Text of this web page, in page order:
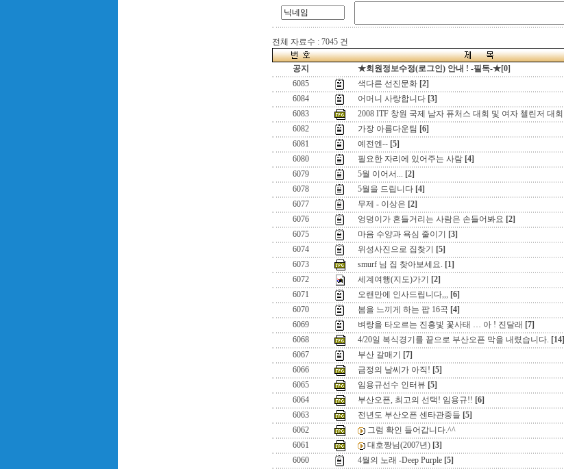
전체 자료수 : 7045 건
공지 ★회원정보수정(로그인) 안내 ! -필독-★[0]
6085
색다른 선진문화 [2]
6084
어머니 사랑합니다 [3]
6083
2008 ITF 창원 국제 남자 퓨처스 대회 및 여자 첼린저 대회
6082
가장 아름다운팀 [6]
6081
예전엔-- [5]
6080
필요한 자리에 있어주는 사람 [4]
6079
5월 이어서... [2]
6078
5월을 드립니다 [4]
6077
무제 - 이상은 [2]
6076
엉덩이가 흔들거리는 사람은 손들어봐요 [2]
6075
마음 수양과 욕심 줄이기 [3]
6074
위성사진으로 집찾기 [5]
6073
smurf 님 집 찾아보세요. [1]
6072
세계여행(지도)가기 [2]
6071
오랜만에 인사드립니다,,, [6]
6070
봄을 느끼게 하는 팝 16곡 [4]
6069
벼랑을 타오르는 진홍빛 꽃사태 … 아 ! 진달래 [7]
6068
4/20일 복식경기를 끝으로 부산오픈 막을 내렸습니다. [14]
6067
부산 갈매기 [7]
6066
금정의 날씨가 아직! [5]
6065
임용규선수 인터뷰 [5]
6064
부산오픈, 최고의 선택! 임용규!! [6]
6063
전년도 부산오픈 센타관중들 [5]
6062
그럼 확인 들어갑니다.^^
6061
대호짱님(2007년) [3]
6060
4월의 노래 -Deep Purple [5]